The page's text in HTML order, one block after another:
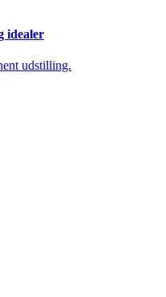
idealer
udstilling.